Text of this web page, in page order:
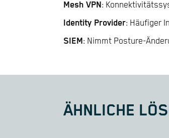
Mesh VPN:
Identity Provider: Häufiger
SIEM: Nimmt Posture-
ÄHNLICHE